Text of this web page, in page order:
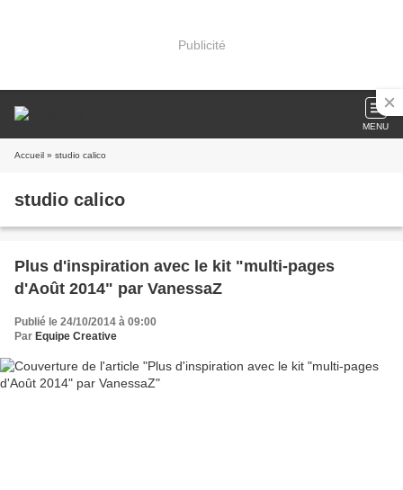
Publicité
MENU
Accueil » studio calico
studio calico
Plus d'inspiration avec le kit "multi-pages
d'Août 2014" par VanessaZ
Publié le 24/10/2014 à 09:00
Par Equipe Creative